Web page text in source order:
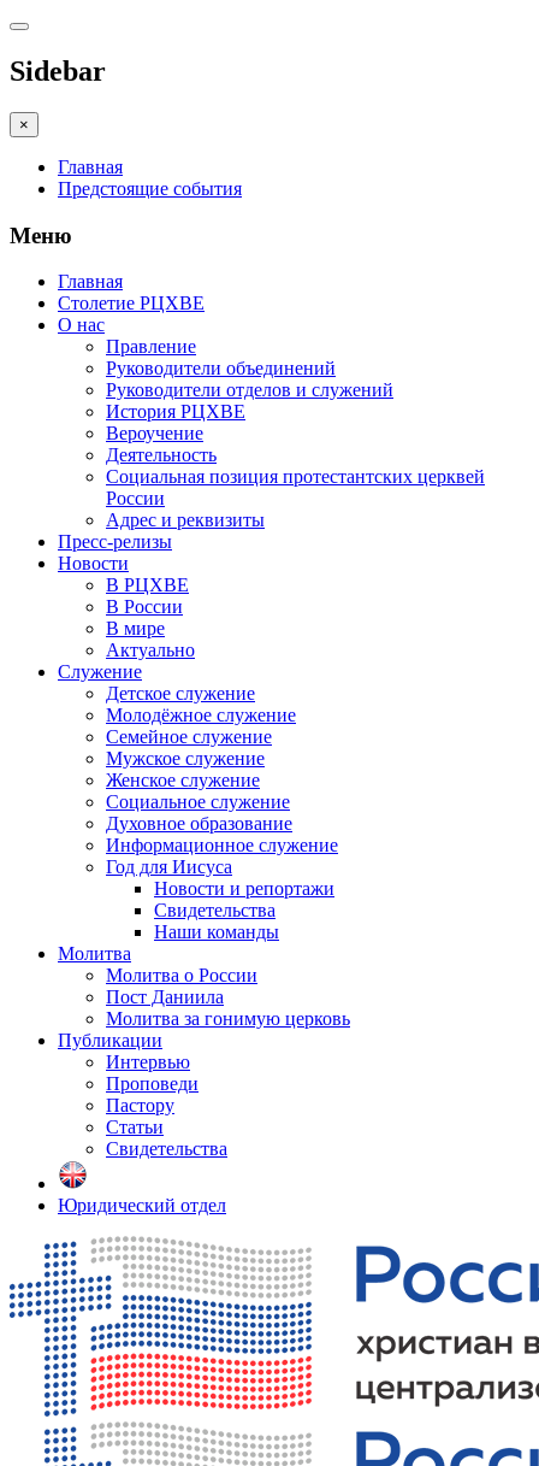
Sidebar
×
Главная
Предстоящие события
Меню
Главная
Столетие РЦХВЕ
О нас
Правление
Руководители объединений
Руководители отделов и служений
История РЦХВЕ
Вероучение
Деятельность
Социальная позиция протестантских церквей
России
Адрес и реквизиты
Пресс-релизы
Новости
В РЦХВЕ
В России
В мире
Актуально
Служение
Детское служение
Молодёжное служение
Семейное служение
Мужское служение
Женское служение
Социальное служение
Духовное образование
Информационное служение
Год для Иисуса
Новости и репортажи
Свидетельства
Наши команды
Молитва
Молитва о России
Пост Даниила
Молитва за гонимую церковь
Публикации
Интервью
Проповеди
Пастору
Статьи
Свидетельства
Юридический отдел